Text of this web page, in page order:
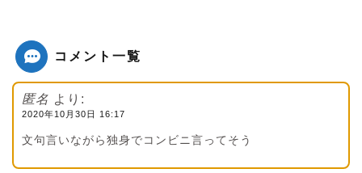
コメント一覧
匿名 より:
2020年10月30日 16:17
文句言いながら独身でコンビニ言ってそう